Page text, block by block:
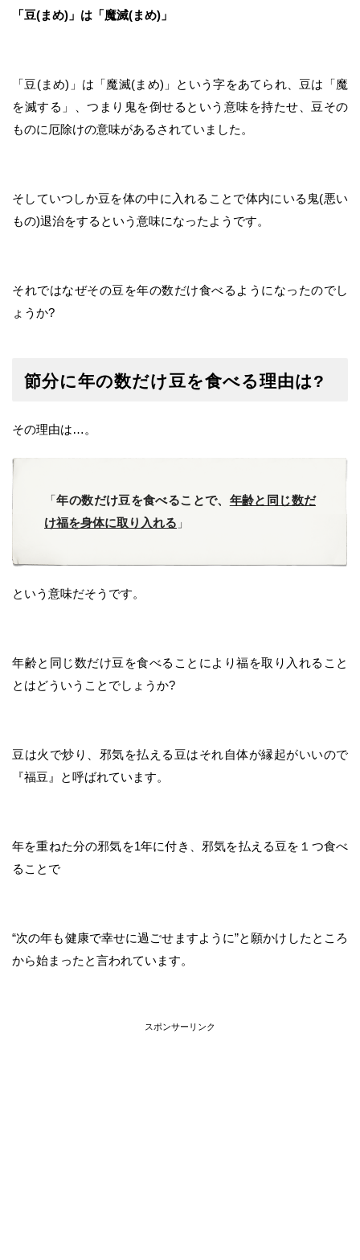
「豆(まめ)」は「魔滅(まめ)」
「豆(まめ)」は「魔滅(まめ)」という字をあてられ、豆は「魔
を滅する」、つまり鬼を倒せるという意味を持たせ、豆その
ものに厄除けの意味があるされていました。
そしていつしか豆を体の中に入れることで体内にいる鬼(悪い
もの)退治をするという意味になったようです。
それではなぜその豆を年の数だけ食べるようになったのでし
ょうか?
節分に年の数だけ豆を食べる理由は?
その理由は…。
「年の数だけ豆を食べることで、 年齢と同じ数だ
け福を身体に取り入れる 」
という意味だそうです。
年齢と同じ数だけ豆を食べることにより福を取り入れること
とはどういうことでしょうか?
豆は火で炒り、邪気を払える豆はそれ自体が縁起がいいので
『福豆』と呼ばれています。
年を重ねた分の邪気を1年に付き、邪気を払える豆を１つ食べ
ることで
“次の年も健康で幸せに過ごせますように”と願かけしたところ
から始まったと言われています。
スポンサーリンク